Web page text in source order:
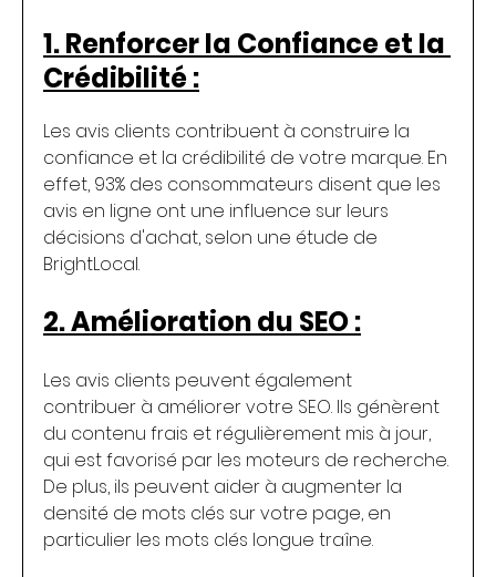
1. Renforcer la Confiance et la
Crédibilité :
Les avis clients contribuent à construire la
confiance et la crédibilité de votre marque. En
effet, 93% des consommateurs disent que les
avis en ligne ont une influence sur leurs
décisions d'achat, selon une étude de
BrightLocal.
2. Amélioration du SEO :
Les avis clients peuvent également
contribuer à améliorer votre SEO. Ils génèrent
du contenu frais et régulièrement mis à jour,
qui est favorisé par les moteurs de recherche.
De plus, ils peuvent aider à augmenter la
densité de mots clés sur votre page, en
particulier les mots clés longue traîne.